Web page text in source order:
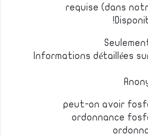
requise (dans
Informations détaillées
peut-on avoir
ordonnance